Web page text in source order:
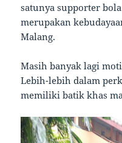
satunya supporter
merupakan
Malang.
Masih banyak lagi
Lebih-lebih dalam
memiliki batik khas